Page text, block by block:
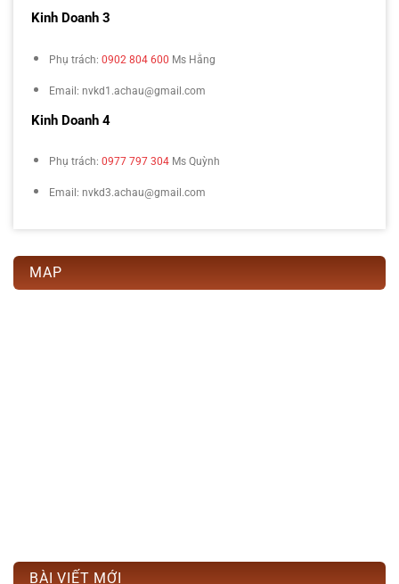
Kinh Doanh 3
Phụ trách: 0902 804 600 Ms Hằng
Email: nvkd1.achau@gmail.com
Kinh Doanh 4
Phụ trách: 0977 797 304 Ms Quỳnh
Email: nvkd3.achau@gmail.com
MAP
BÀI VIẾT MỚI